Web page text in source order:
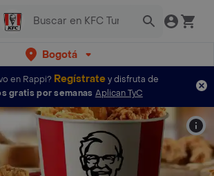
Bogotá
en Rappi? Regístratey disfruta de
gratis por semanas Aplican TyC